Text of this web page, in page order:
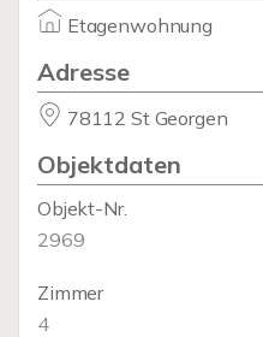
Etagenwohnung
Adresse
78112 St Georgen
Objektdaten
Objekt-Nr.
2969
Zimmer
4